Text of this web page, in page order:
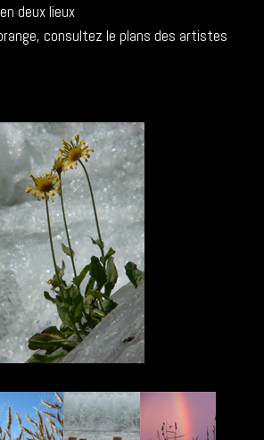
deux lieux
consultez le plans des artistes